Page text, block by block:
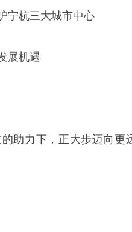
宁杭三大城市中心
展机遇
助力下，正大步迈向更